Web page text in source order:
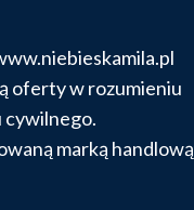
oferty w rozumieniu
cywilnego.
marką